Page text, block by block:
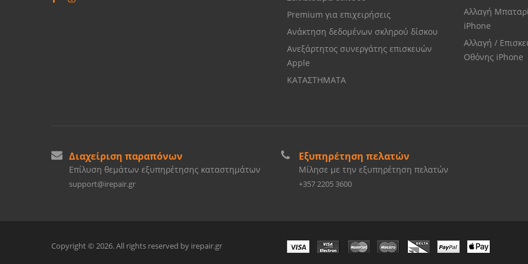
Premium για επιχειρήσεις
Ανάκτηση δεδομένων σκληρού δίσκου
Ανεξάρτητος συνεργάτης επισκευών
Apple
ΚΑΤΑΣΤΗΜΑΤΑ
Αλλαγή
iPhone
Αλλαγή /
Οθόνης iPhone
Διαχείριση παραπόνων
Επίλυση θεμάτων εξυπηρέτησης καταστημάτων
support@irepair.gr
Εξυπηρέτηση πελατών
Μίλησε με την εξυπηρέτηση πελατών
+357 2205 3600
Copyright © 2026. All rights reserved by irepair.gr